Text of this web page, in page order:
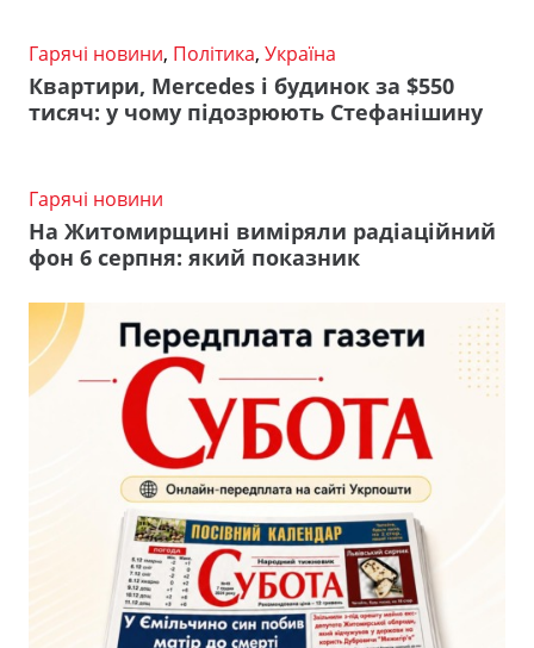
Гарячі новини, Політика, Україна
Квартири, Mercedes і будинок за $550
тисяч: у чому підозрюють Стефанішину
Гарячі новини
На Житомирщині виміряли радіаційний
фон 6 серпня: який показник